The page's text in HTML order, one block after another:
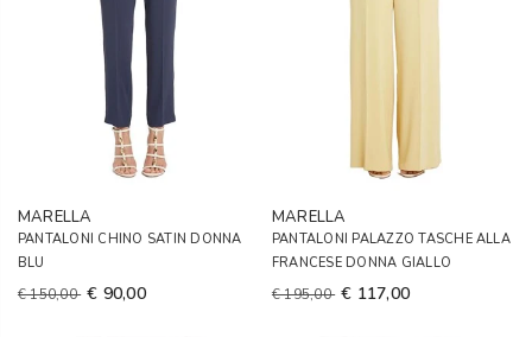
MARELLA
PANTALONI CHINO SATIN DONNA
BLU
€ 150,00 € 90,00
MARELLA
PANTALONI PALAZZO TASCHE ALLA
FRANCESE DONNA GIALLO
€ 195,00 € 117,00